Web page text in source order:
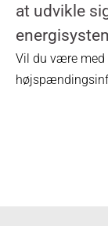
at udvikle
Vil du være med